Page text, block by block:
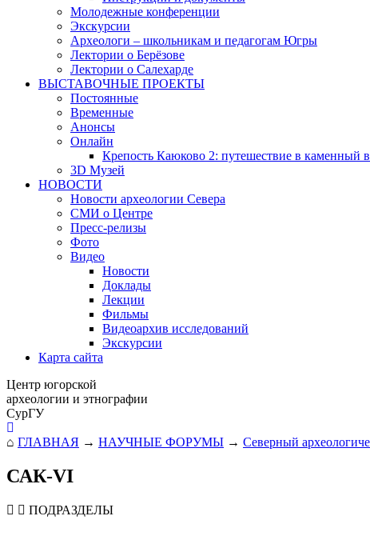
Молодежные конференции
Экскурсии
Археологи – школьникам и педагогам Югры
Лектории о Берёзове
Лектории о Салехарде
ВЫСТАВОЧНЫЕ ПРОЕКТЫ
Постоянные
Временные
Анонсы
Онлайн
Крепость Каюково 2: путешествие в каменный
3D Музей
НОВОСТИ
Новости археологии Севера
СМИ о Центре
Пресс-релизы
Фото
Видео
Новости
Доклады
Лекции
Фильмы
Видеоархив исследований
Экскурсии
Карта сайта
Центр югорской
археологии и этнографии
СурГУ
⌂ ГЛАВНАЯ → НАУЧНЫЕ ФОРУМЫ → Северный
САК-VI
ПОДРАЗДЕЛЫ